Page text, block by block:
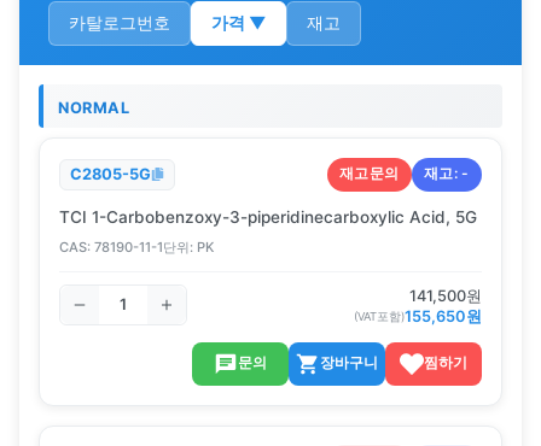
카탈로그번호 가격 ▼ 재고
NORMAL
C2805-5G 재고문의 재고:-
TCI 1-Carbobenzoxy-3-piperidinecarboxylic Acid, 5G
CAS: 78190-11-1단위: PK
141,500원
(VAT포함)155,650원
문의 장바구니 찜하기